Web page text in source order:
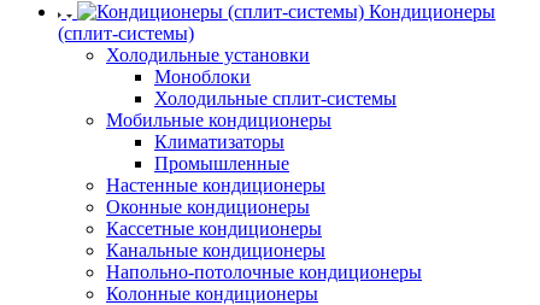
Кондиционеры
(сплит-системы)
Холодильные установки
Моноблоки
Холодильные сплит-системы
Мобильные кондиционеры
Климатизаторы
Промышленные
Настенные кондиционеры
Оконные кондиционеры
Кассетные кондиционеры
Канальные кондиционеры
Напольно-потолочные кондиционеры
Колонные кондиционеры